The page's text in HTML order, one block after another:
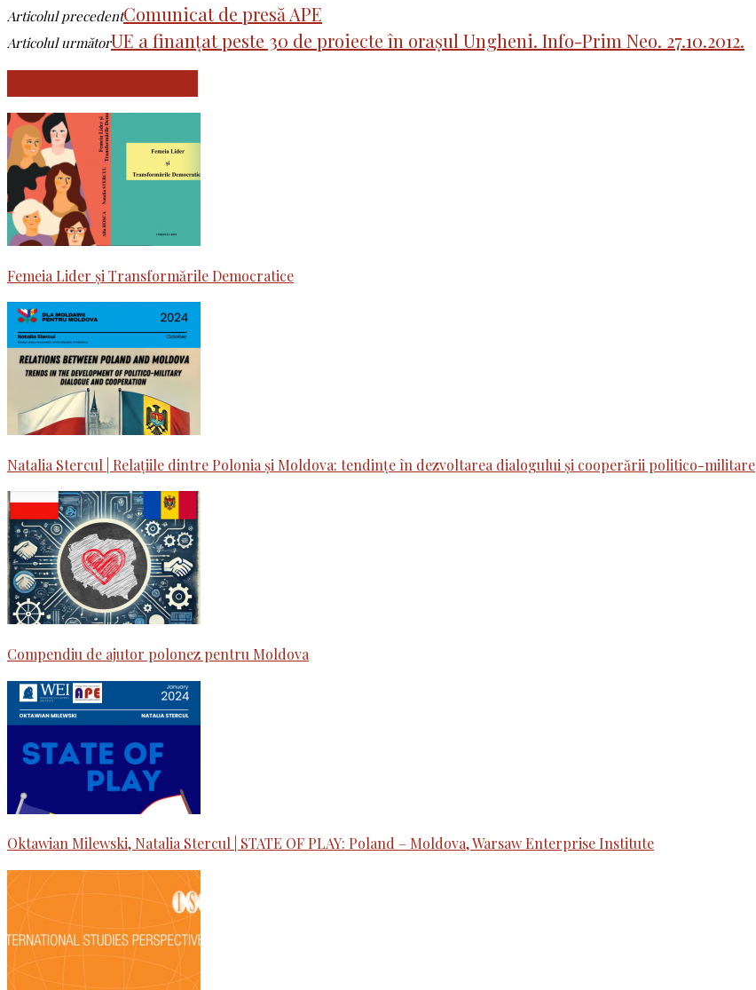
Articolul precedentComunicat de presă APE
Articolul următorUE a finanțat peste 30 de proiecte în orașul Ungheni. Info-Prim Neo. 27.10.2012.
Femeia Lider și Transformările Democratice
Natalia Stercul | Relațiile dintre Polonia și Moldova: tendințe în dezvoltarea dialogului și cooperării politico-militare
Compendiu de ajutor polonez pentru Moldova
Oktawian Milewski, Natalia Stercul | STATE OF PLAY: Poland – Moldova, Warsaw Enterprise Institute